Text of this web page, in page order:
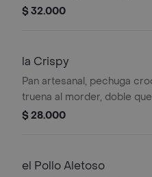
crema derretido, mostaza
$ 32.000
la Crispy
Pan artesanal, pechuga
truena al morder, doble
americano derretido,
sabor callejero. la que volvió
$ 28.000
el Pollo Aletoso